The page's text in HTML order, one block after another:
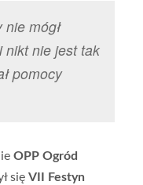
mógł
nikt nie jest tak
pomocy
OPP Ogród
się VII Festyn